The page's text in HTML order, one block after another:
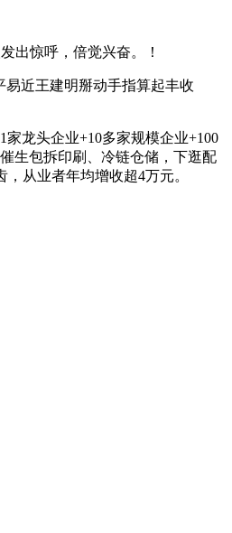
出惊呼，倍觉兴奋。！
近王建明掰动手指算起丰收
龙头企业+10多家规模企业+100
生包拆印刷、冷链仓储，下逛配
从业者年均增收超4万元。